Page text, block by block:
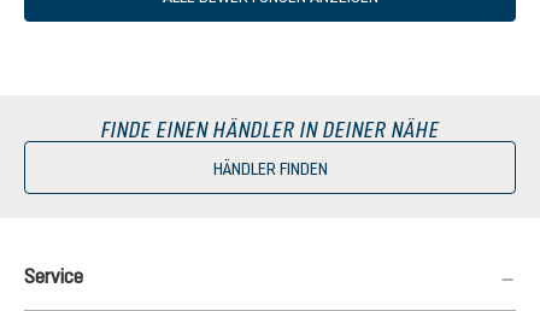
FINDE EINEN HÄNDLER IN DEINER NÄHE
HÄNDLER FINDEN
Service